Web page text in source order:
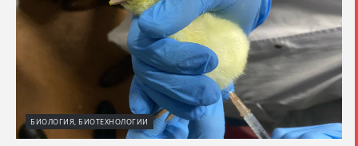
БИОЛОГИЯ, БИОТЕХНОЛОГИИ